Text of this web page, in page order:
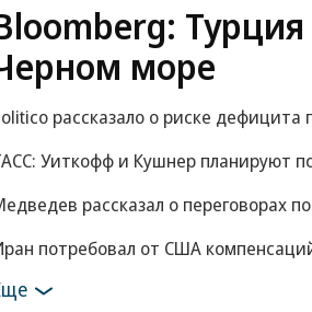
море
рассказало о риске дефицита
Уиткофф и Кушнер планируют
рассказал о переговорах
потребовал от США